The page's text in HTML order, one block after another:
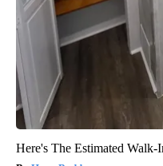
Here's The Estimated